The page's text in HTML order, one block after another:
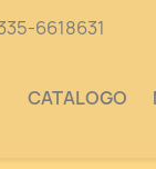
6618631
CATALOGO